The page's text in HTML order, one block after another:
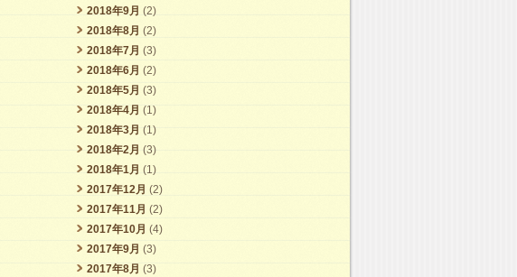
2018年9月 (2)
2018年8月 (2)
2018年7月 (3)
2018年6月 (2)
2018年5月 (3)
2018年4月 (1)
2018年3月 (1)
2018年2月 (3)
2018年1月 (1)
2017年12月 (2)
2017年11月 (2)
2017年10月 (4)
2017年9月 (3)
2017年8月 (3)